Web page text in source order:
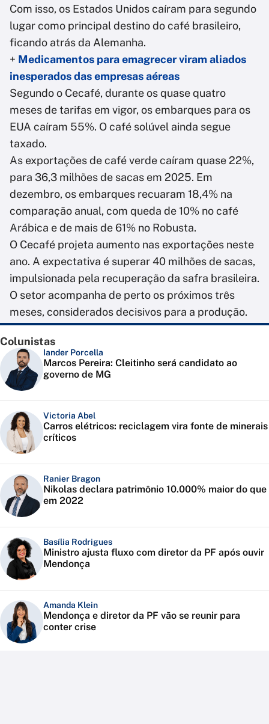
Com isso, os Estados Unidos caíram para segundo
lugar como principal destino do café brasileiro,
ficando atrás da Alemanha.
+ Medicamentos para emagrecer viram aliados
inesperados das empresas aéreas
Segundo o Cecafé, durante os quase quatro
meses de tarifas em vigor, os embarques para os
EUA caíram 55%. O café solúvel ainda segue
taxado.
As exportações de café verde caíram quase 22%,
para 36,3 milhões de sacas em 2025. Em
dezembro, os embarques recuaram 18,4% na
comparação anual, com queda de 10% no café
Arábica e de mais de 61% no Robusta.
O Cecafé projeta aumento nas exportações neste
ano. A expectativa é superar 40 milhões de sacas,
impulsionada pela recuperação da safra brasileira.
O setor acompanha de perto os próximos três
meses, considerados decisivos para a produção.
Colunistas
Iander Porcella
Marcos Pereira: Cleitinho será candidato ao
governo de MG
Victoria Abel
Carros elétricos: reciclagem vira fonte de minerais
críticos
Ranier Bragon
Nikolas declara patrimônio 10.000% maior do que
em 2022
Basília Rodrigues
Ministro ajusta fluxo com diretor da PF após ouvir
Mendonça
Amanda Klein
Mendonça e diretor da PF vão se reunir para
conter crise